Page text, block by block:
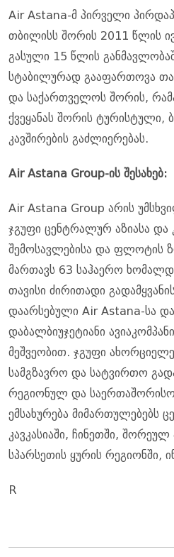
Air Astana-მ პირველი
თბილისს შორის 2011 წლის
გასული 15 წლის
სტაბილურად გააფართოვა
და საქართველოს შორის,
ქვეყანას შორის ტურისტული,
კავშირების გაძლიერებას.
Air Astana Group-ის შესახებ:
Air Astana Group არის
ჯგუფი ცენტრალურ აზიასა და
შემოსავლებისა და ფლოტის
მართავს 63 საჰაერო
თავისი ძირითადი
დაარსებული Air Astana-სა
დაბალბიუჯეტიანი
მეშვეობით. ჯგუფი
სამგზავრო და სატვირთო
რეგიონულ და საერთაშორისო
ემსახურება მიმართულებებს
კავკასიაში, ჩინეთში,
სპარსეთის ყურის რეგიონში,
R